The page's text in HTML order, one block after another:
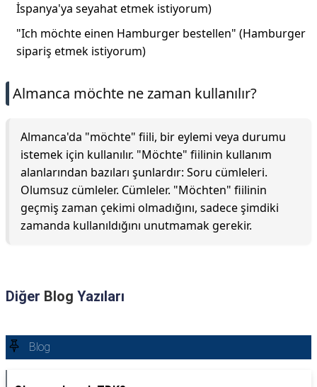
İspanya'ya seyahat etmek istiyorum)
"Ich möchte einen Hamburger bestellen" (Hamburger
sipariş etmek istiyorum)
Almanca möchte ne zaman kullanılır?
Almanca'da "möchte" fiili, bir eylemi veya durumu
istemek için kullanılır. "Möchte" fiilinin kullanım
alanlarından bazıları şunlardır: Soru cümleleri.
Olumsuz cümleler. Cümleler. "Möchten" fiilinin
geçmiş zaman çekimi olmadığını, sadece şimdiki
zamanda kullanıldığını unutmamak gerekir.
Diğer Blog Yazıları
Blog